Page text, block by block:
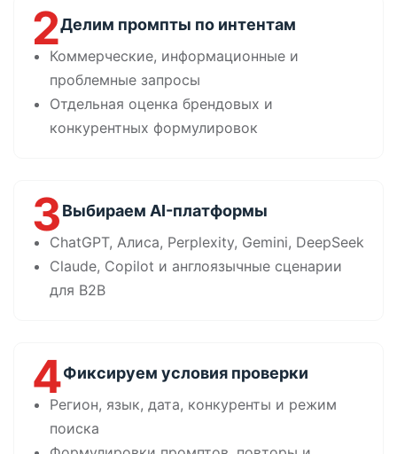
2Делим промпты по интентам
Коммерческие, информационные и
проблемные запросы
Отдельная оценка брендовых и
конкурентных формулировок
3Выбираем AI-платформы
ChatGPT, Алиса, Perplexity, Gemini, DeepSeek
Claude, Copilot и англоязычные сценарии
для B2B
4Фиксируем условия проверки
Регион, язык, дата, конкуренты и режим
поиска